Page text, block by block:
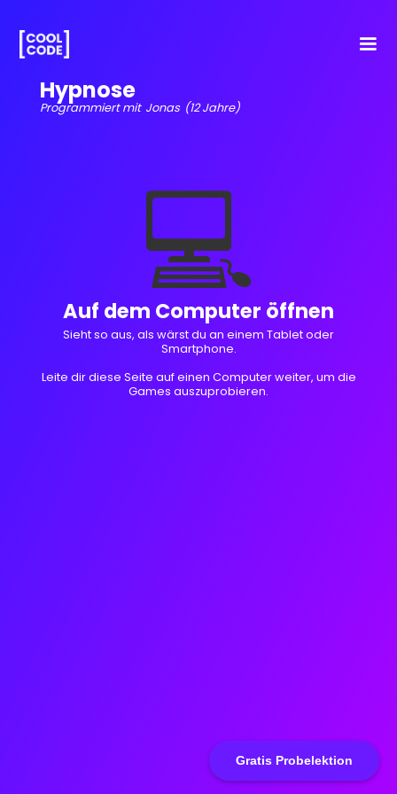
Gratis Probelektion
Hypnose
Programmiert mit Jonas (12 Jahre)
💻
Auf dem Computer öffnen
Sieht so aus, als wärst du an einem Tablet oder
Smartphone.
Leite dir diese Seite auf einen Computer weiter, um die
Games auszuprobieren.